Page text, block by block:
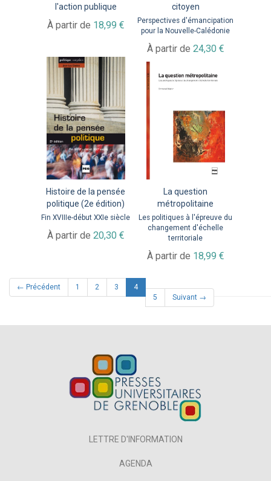
l'action publique
À partir de 18,99 €
citoyen
Perspectives d'émancipation
pour la Nouvelle-Calédonie
À partir de 24,30 €
Histoire de la pensée
politique (2e édition)
Fin XVIIIe-début XXIe siècle
À partir de 20,30 €
La question
métropolitaine
Les politiques à l'épreuve du
changement d'échelle
territoriale
À partir de 18,99 €
← Précédent 1 2 3 4(current)
5
Suivant →
LETTRE D'INFORMATION
AGENDA